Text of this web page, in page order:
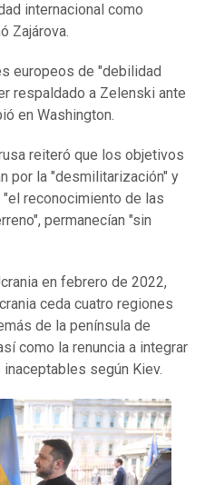
internacional como
Zajárova.
europeos de "debilidad
respaldado a Zelenski ante
en Washington.
reiteró que los objetivos
por la "desmilitarización" y
reconocimiento de las
permanecían "sin
en febrero de 2022,
ceda cuatro regiones
de la península de
como la renuncia a integrar
inaceptables según Kiev.